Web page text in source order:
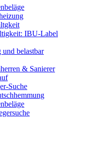
IBU-Label
belastbar
& Sanierer
Suche